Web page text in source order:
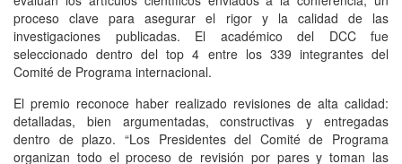
proceso clave para asegurar el rigor y la calidad de las
investigaciones publicadas. El académico del DCC fue
seleccionado dentro del top 4 entre los 339 integrantes del
Comité de Programa internacional.
El premio reconoce haber realizado revisiones de alta calidad:
detalladas, bien argumentadas, constructivas y entregadas
dentro de plazo. “Los Presidentes del Comité de Programa
organizan todo el proceso de revisión por pares y toman las